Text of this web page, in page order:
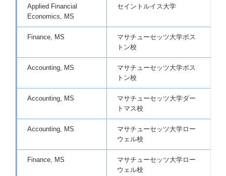
Applied Financial
Economics, MS
セイントルイス大学
Finance, MS
マサチューセッツ大学ボス
トン校
Accounting, MS
マサチューセッツ大学ボス
トン校
Accounting, MS
マサチューセッツ大学ダー
トマス校
Accounting, MS
マサチューセッツ大学ロー
ウェル校
Finance, MS
マサチューセッツ大学ロー
ウェル校